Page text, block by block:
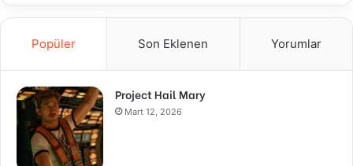
Popüler Son Eklenen Yorumlar
Project Hail Mary
Mart 12, 2026